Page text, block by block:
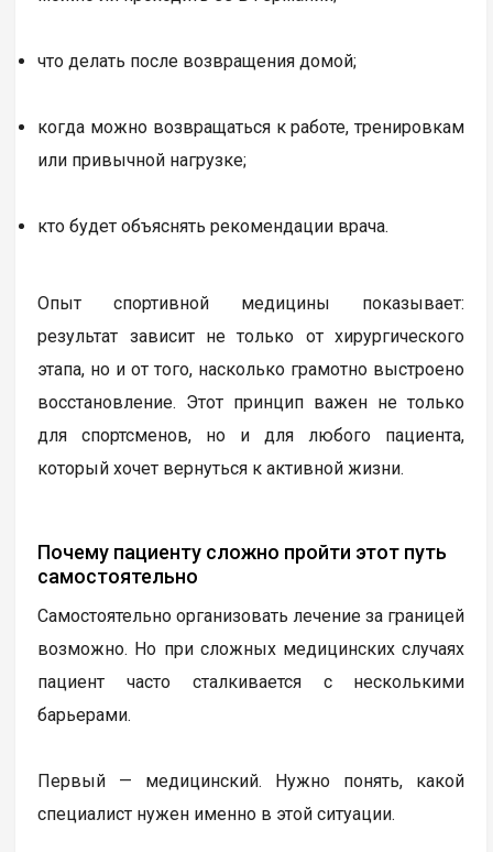
что делать после возвращения домой;
когда можно возвращаться к работе, тренировкам
или привычной нагрузке;
кто будет объяснять рекомендации врача.
Опыт спортивной медицины показывает:
результат зависит не только от хирургического
этапа, но и от того, насколько грамотно выстроено
восстановление. Этот принцип важен не только
для спортсменов, но и для любого пациента,
который хочет вернуться к активной жизни.
Почему пациенту сложно пройти этот путь
самостоятельно
Самостоятельно организовать лечение за границей
возможно. Но при сложных медицинских случаях
пациент часто сталкивается с несколькими
барьерами.
Первый — медицинский. Нужно понять, какой
специалист нужен именно в этой ситуации.